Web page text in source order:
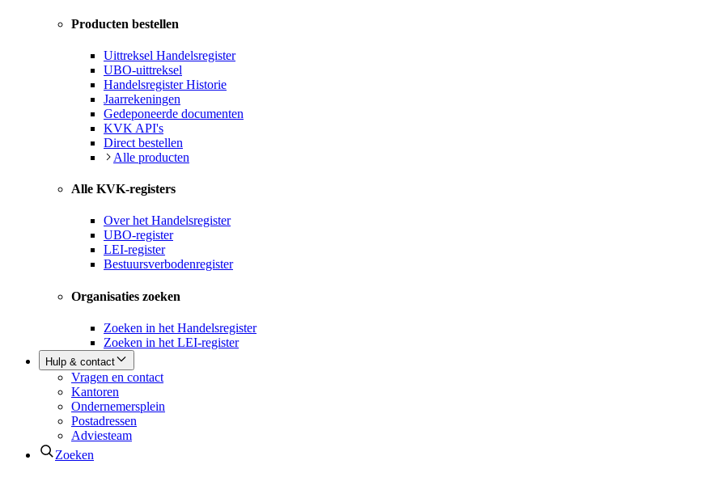
Producten bestellen
Uittreksel Handelsregister
UBO-uittreksel
Handelsregister Historie
Jaarrekeningen
Gedeponeerde documenten
KVK API's
Direct bestellen
Alle producten
Alle KVK-registers
Over het Handelsregister
UBO-register
LEI-register
Bestuursverbodenregister
Organisaties zoeken
Zoeken in het Handelsregister
Zoeken in het LEI-register
Hulp & contact
Vragen en contact
Kantoren
Ondernemersplein
Postadressen
Adviesteam
Zoeken